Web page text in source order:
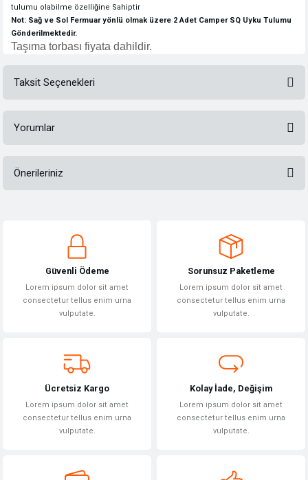
tulumu olabilme özelliğine Sahiptir
Not: Sağ ve Sol Fermuar yönlü olmak üzere 2 Adet Camper SQ Uyku Tulumu
Gönderilmektedir.
Taşıma torbası fiyata dahildir.
Taksit Seçenekleri
Yorumlar
Önerileriniz
Görüş ve önerileriniz için teşekkür ederiz.
Ürün açıklamasında eksik bilgiler bulunuyor.
Ürün bilgilerinde hatalar bulunuyor.
Bu ürüne benzer farklı alternatifler olmalı.
Güvenli Ödeme
Lorem ipsum dolor sit amet
consectetur tellus enim urna
vulputate.
Sorunsuz Paketleme
Lorem ipsum dolor sit amet
consectetur tellus enim urna
vulputate.
Ücretsiz Kargo
Lorem ipsum dolor sit amet
consectetur tellus enim urna
vulputate.
Kolay İade, Değişim
Lorem ipsum dolor sit amet
consectetur tellus enim urna
vulputate.